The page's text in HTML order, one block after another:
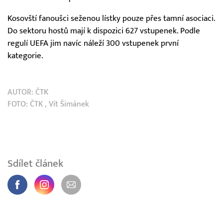
Kosovští fanoušci seženou lístky pouze přes tamní asociaci.
Do sektoru hostů mají k dispozici 627 vstupenek. Podle
regulí UEFA jim navíc náleží 300 vstupenek první
kategorie.
AUTOR: ČTK
FOTO: ČTK , Vít Šimánek
Sdílet článek